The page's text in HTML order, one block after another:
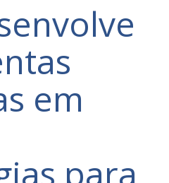
em
para